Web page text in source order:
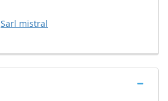
Sarl mistral